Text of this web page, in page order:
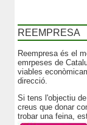
REEMPRESA
Reempresa és el
emrpeses de
viables
direcció.
Si tens l'objectiu
creus que donar
trobar una feina,